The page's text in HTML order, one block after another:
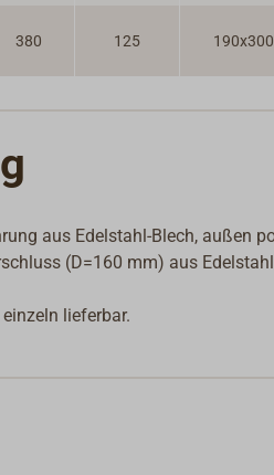
380 125 190x300
aus Edelstahl-Blech, außen
(D=160 mm) aus
lieferbar.